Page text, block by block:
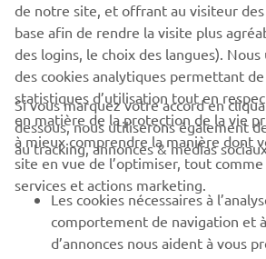
CORPORATE
BUSINESS
PLUS DE YAMAHA
de notre site, et offrant au visiteur
base afin de rendre la visite plus
des logins, le choix des langues).
des cookies analytiques permettant
statistiques d’utilisation tout en
en matière de la protection de la vie
à mieux comprendre la manière dont
site en vue de l’optimiser, tout
services et actions marketing.
Si vous marquez votre accord en
dessous, nous utiliserons également
au tracking, annonces & médias
Les cookies nécessaires à
comportement de navigation et
d’annonces nous aident à vous